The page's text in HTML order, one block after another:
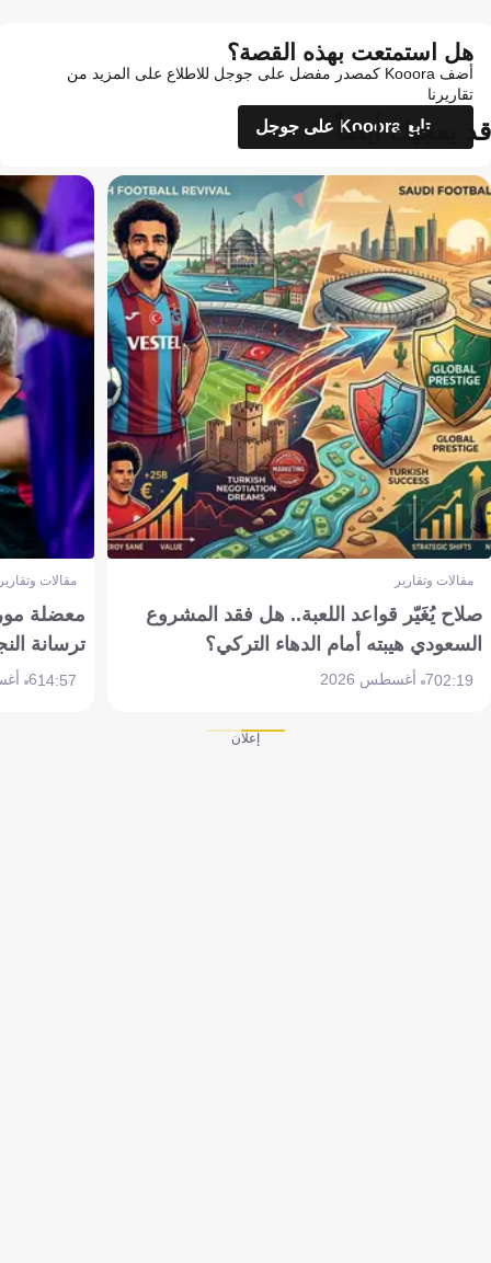
هل استمتعت بهذه القصة؟
أضف Kooora كمصدر مفضل على جوجل للاطلاع على المزيد من
تقاريرنا
تابع Kooora على جوجل
قد يعجبك أيضاً
مقالات وتقارير
صلاح يُغَيّر قواعد اللعبة.. هل فقد المشروع
السعودي هيبته أمام الدهاء التركي؟
02:197 أغسطس 2026
مقالات
معضلة
ترسانة
14:576 أغسطس 2026
إعلان